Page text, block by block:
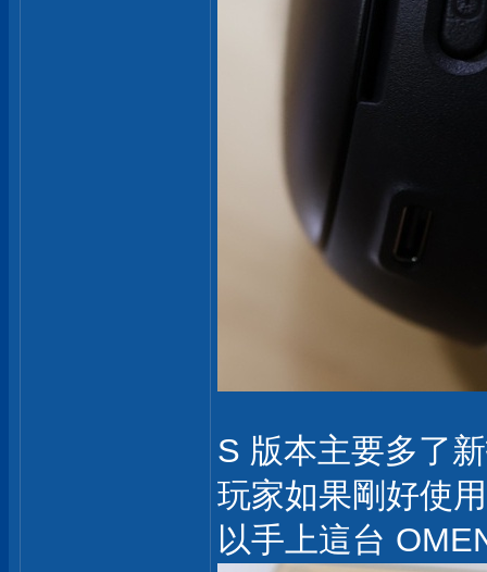
S 版本主要多了
玩家如果剛好使
以手上這台